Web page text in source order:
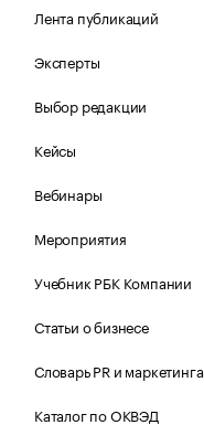
Лента публикаций
Эксперты
Выбор редакции
Кейсы
Вебинары
Мероприятия
Учебник РБК Компании
Статьи о бизнесе
Словарь PR и маркетинга
Каталог по ОКВЭД